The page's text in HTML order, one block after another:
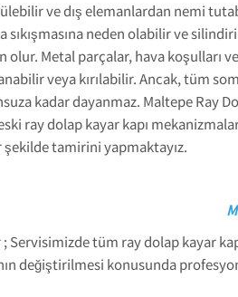
ve dış elemanlardan nemi
sıkışmasına neden olabilir ve
olur. Metal parçalar, hava koşulları
veya kırılabilir. Ancak, tüm
kadar dayanmaz. Maltepe Ray
ray dolap kayar kapı
şekilde tamirini yapmaktayız.
Servisimizde tüm ray dolap kayar
değiştirilmesi konusunda